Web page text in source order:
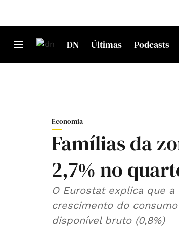
DN Últimas Podcasts
Economia
Famílias da
2,7% no
O Eurostat explica que
crescimento do
disponível bruto (0,8%)